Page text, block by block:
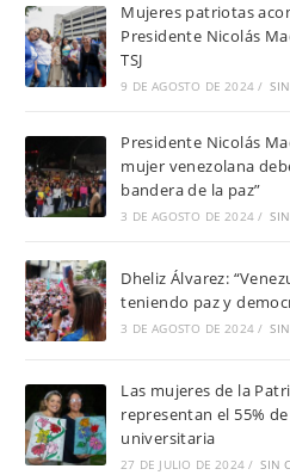
Mujeres patriotas
Presidente Nicolás
TSJ
9 DE AGOSTO DE 2024 /
Presidente Nicolás
mujer venezolana
bandera de la paz”
3 DE AGOSTO DE 2024 /
Dheliz Álvarez:
teniendo paz y
3 DE AGOSTO DE 2024 /
Las mujeres de la
representan el 55%
universitaria
27 DE JULIO DE 2024 / SIN